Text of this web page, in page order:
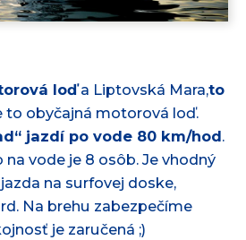
loďa Liptovská Mara,to
to obyčajná motorová loď.
jazdí po vode 80 km/hod.
vode je 8 osôb. Je vhodný
na surfovej doske,
Na brehu zabezpečíme
je zaručená ;)